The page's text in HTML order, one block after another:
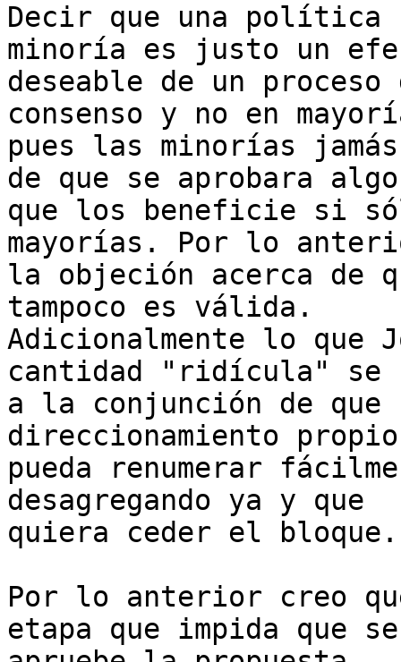
Decir que una política
minoría es justo un
deseable de un
consenso y no en
pues las minorías
de que se aprobara algo
que los beneficie si
mayorías. Por lo
la objeción acerca de
tampoco es válida.
Adicionalmente lo que
cantidad "ridícula" se
a la conjunción de que
direccionamiento
pueda renumerar
desagregando ya y que
quiera ceder el bloque.
Por lo anterior creo
etapa que impida que se